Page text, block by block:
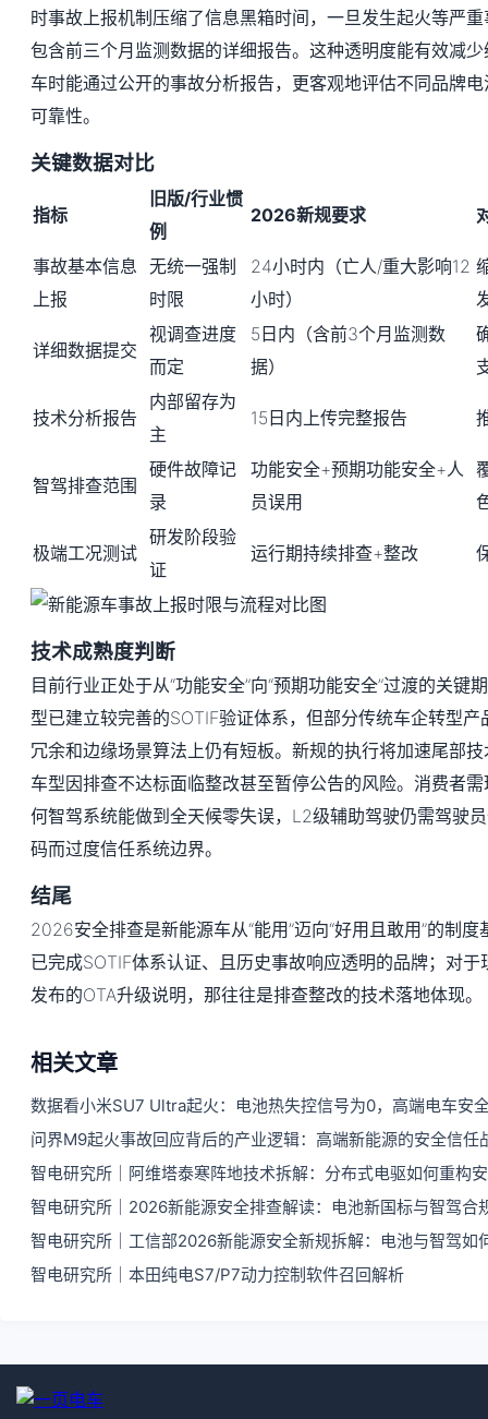
时事故上报机制压缩了信息黑箱时间，一旦发生起火等严
包含前三个月监测数据的详细报告。这种透明度能有效减
车时能通过公开的事故分析报告，更客观地评估不同品牌
可靠性。
关键数据对比
指标
旧版/行业惯
例
2026新规要求
事故基本信息
上报
无统一强制
时限
24小时内（亡人/重大影响12
小时）
详细数据提交
视调查进度
而定
5日内（含前3个月监测数
据）
技术分析报告
内部留存为
主
15日内上传完整报告
智驾排查范围
硬件故障记
录
功能安全+预期功能安全+人
员误用
极端工况测试
研发阶段验
证
运行期持续排查+整改
技术成熟度判断
目前行业正处于从“功能安全”向“预期功能安全”过渡的关键
型已建立较完善的SOTIF验证体系，但部分传统车企转型
冗余和边缘场景算法上仍有短板。新规的执行将加速尾部
车型因排查不达标面临整改甚至暂停公告的风险。消费者
何智驾系统能做到全天候零失误，L2级辅助驾驶仍需驾驶
码而过度信任系统边界。
结尾
2026安全排查是新能源车从“能用”迈向“好用且敢用”的制
已完成SOTIF体系认证、且历史事故响应透明的品牌；对
发布的OTA升级说明，那往往是排查整改的技术落地体现。
相关文章
数据看小米SU7 Ultra起火：电池热失控信号为0，高端电车安
问界M9起火事故回应背后的产业逻辑：高端新能源的安全信任
智电研究所｜阿维塔泰寒阵地技术拆解：分布式电驱如何重构
智电研究所｜2026新能源安全排查解读：电池新国标与智驾合
智电研究所｜工信部2026新能源安全新规拆解：电池与智驾如
智电研究所｜本田纯电S7/P7动力控制软件召回解析